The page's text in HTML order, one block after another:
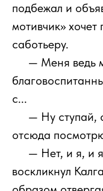
подбежал и
мотивчик»
саботьеру.
— Меня ведь
с...
— Ну ступай,
отсюда
— Нет, и я, и
воскликнул